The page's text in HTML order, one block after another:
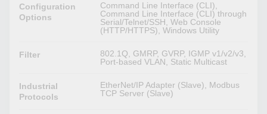
Configuration
Options
Command Line Interface (CLI),
Command Line Interface (CLI) through
Serial/Telnet/SSH, Web Console
(HTTP/HTTPS), Windows Utility
Filter
802.1Q, GMRP, GVRP, IGMP v1/v2/v3,
Port-based VLAN, Static Multicast
Industrial
Protocols
EtherNet/IP Adapter (Slave), Modbus
TCP Server (Slave)